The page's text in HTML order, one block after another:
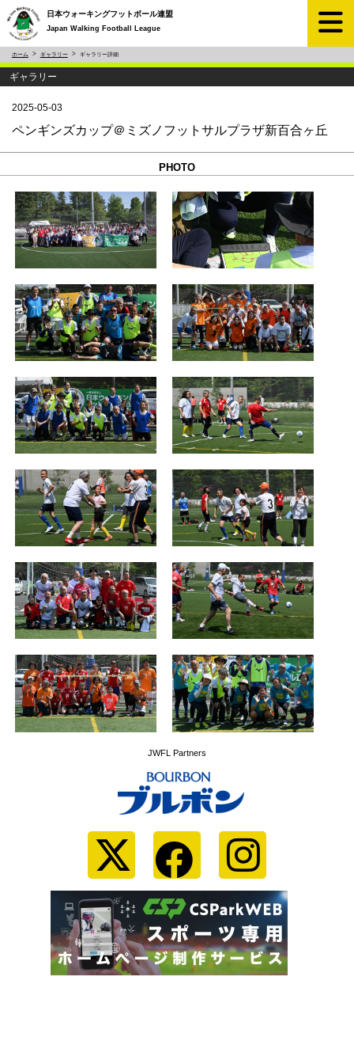
日本ウォーキングフットボール連盟
Japan Walking Football League
ホーム ギャラリー ギャラリー詳細
ギャラリー
2025-05-03
ペンギンズカップ＠ミズノフットサルプラザ新百合ヶ丘
PHOTO
JWFL Partners